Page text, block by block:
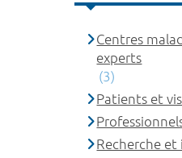
Centres
experts
(3)
Patients et
Recherche